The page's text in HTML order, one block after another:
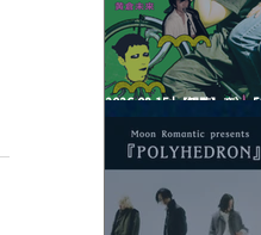
2026.08.15 |【観覧】夜）
ッシュ⚡️後編』